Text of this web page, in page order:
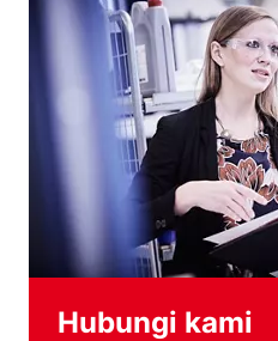
Hubungi kami